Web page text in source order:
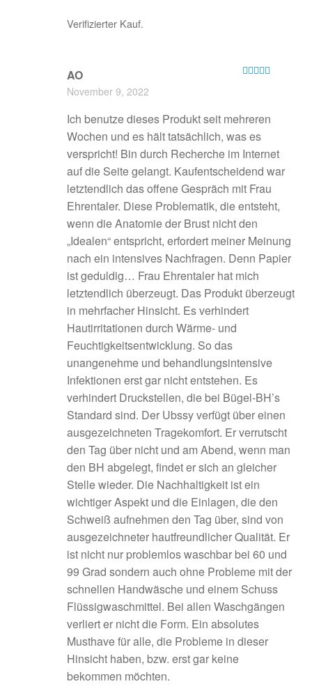
Verifizierter Kauf.
AO
November 9, 2022
Ich benutze dieses Produkt seit mehreren
Wochen und es hält tatsächlich, was es
verspricht! Bin durch Recherche im Internet
auf die Seite gelangt. Kaufentscheidend war
letztendlich das offene Gespräch mit Frau
Ehrentaler. Diese Problematik, die entsteht,
wenn die Anatomie der Brust nicht den
„Idealen“ entspricht, erfordert meiner Meinung
nach ein intensives Nachfragen. Denn Papier
ist geduldig… Frau Ehrentaler hat mich
letztendlich überzeugt. Das Produkt überzeugt
in mehrfacher Hinsicht. Es verhindert
Hautirritationen durch Wärme- und
Feuchtigkeitsentwicklung. So das
unangenehme und behandlungsintensive
Infektionen erst gar nicht entstehen. Es
verhindert Druckstellen, die bei Bügel-BH’s
Standard sind. Der Ubssy verfügt über einen
ausgezeichneten Tragekomfort. Er verrutscht
den Tag über nicht und am Abend, wenn man
den BH abgelegt, findet er sich an gleicher
Stelle wieder. Die Nachhaltigkeit ist ein
wichtiger Aspekt und die Einlagen, die den
Schweiß aufnehmen den Tag über, sind von
ausgezeichneter hautfreundlicher Qualität. Er
ist nicht nur problemlos waschbar bei 60 und
99 Grad sondern auch ohne Probleme mit der
schnellen Handwäsche und einem Schuss
Flüssigwaschmittel. Bei allen Waschgängen
verliert er nicht die Form. Ein absolutes
Musthave für alle, die Probleme in dieser
Hinsicht haben, bzw. erst gar keine
bekommen möchten.